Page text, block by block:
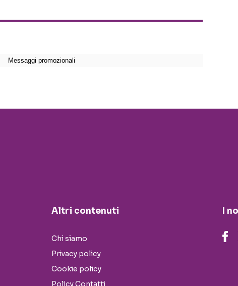
Altri contenuti
Chi siamo
Privacy policy
Cookie policy
Policy Contatti
I